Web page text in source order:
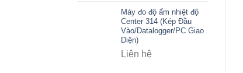
Máy đo độ ẩm nhiệt độ
Center 314 (Kép Đầu
Vào/Datalogger/PC Giao
Diện)
Liên hệ